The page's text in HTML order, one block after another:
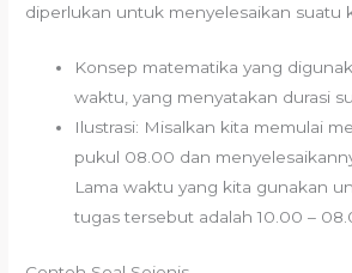
diperlukan untuk menyelesaikan suatu
Konsep matematika yang
waktu, yang menyatakan durasi
Ilustrasi: Misalkan kita memulai
pukul 08.00 dan
Lama waktu yang kita gunakan
tugas tersebut adalah 10.00 –